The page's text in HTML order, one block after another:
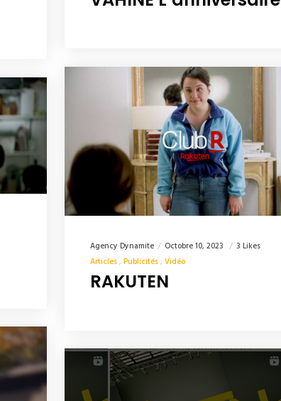
Agency Dynamite Octobre 10, 2023
3 Likes
Articles Publicités Vidéo
RAKUTEN